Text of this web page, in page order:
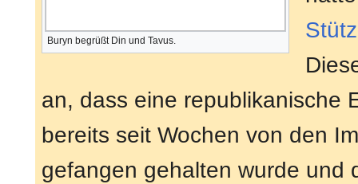
Buryn begrüßt Din und Tavus.
an, dass eine republikanische
bereits seit Wochen von den
gefangen gehalten wurde und